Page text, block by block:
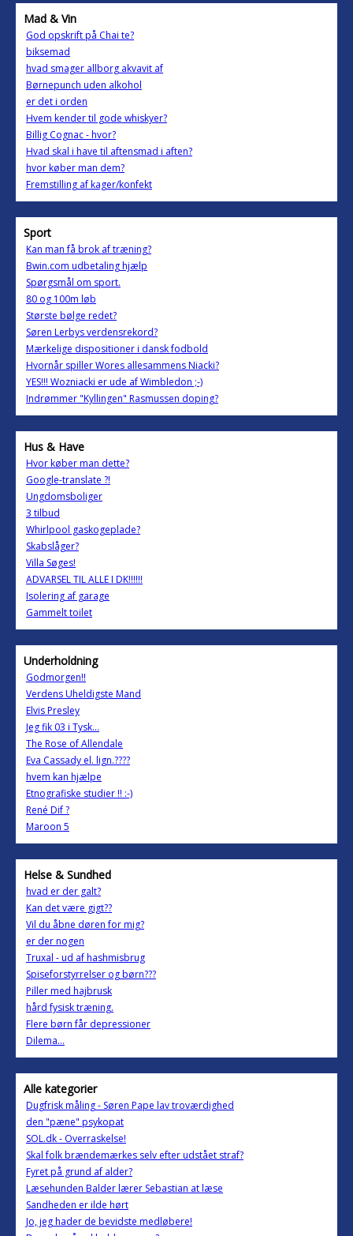
Mad & Vin
God opskrift på Chai te?
biksemad
hvad smager allborg akvavit af
Børnepunch uden alkohol
er det i orden
Hvem kender til gode whiskyer?
Billig Cognac - hvor?
Hvad skal i have til aftensmad i aften?
hvor køber man dem?
Fremstilling af kager/konfekt
Sport
Kan man få brok af træning?
Bwin.com udbetaling hjælp
Spørgsmål om sport.
80 og 100m løb
Største bølge redet?
Søren Lerbys verdensrekord?
Mærkelige dispositioner i dansk fodbold
Hvornår spiller Wores allesammens Niacki?
YES!!! Wozniacki er ude af Wimbledon ;-)
Indrømmer "Kyllingen" Rasmussen doping?
Hus & Have
Hvor køber man dette?
Google-translate ?!
Ungdomsboliger
3 tilbud
Whirlpool gaskogeplade?
Skabslåger?
Villa Søges!
ADVARSEL TIL ALLE I DK!!!!!!
Isolering af garage
Gammelt toilet
Underholdning
Godmorgen!!
Verdens Uheldigste Mand
Elvis Presley
Jeg fik 03 i Tysk...
The Rose of Allendale
Eva Cassady el. lign.????
hvem kan hjælpe
Etnografiske studier !! :-)
René Dif ?
Maroon 5
Helse & Sundhed
hvad er der galt?
Kan det være gigt??
Vil du åbne døren for mig?
er der nogen
Truxal - ud af hashmisbrug
Spiseforstyrrelser og børn???
Piller med hajbrusk
hård fysisk træning.
Flere børn får depressioner
Dilema...
Alle kategorier
Dugfrisk måling - Søren Pape lav troværdighed
den "pæne" psykopat
SOL.dk - Overraskelse!
Skal folk brændemærkes selv efter udstået straf?
Fyret på grund af alder?
Læsehunden Balder lærer Sebastian at læse
Sandheden er ilde hørt
Jo, jeg hader de bevidste medløbere!